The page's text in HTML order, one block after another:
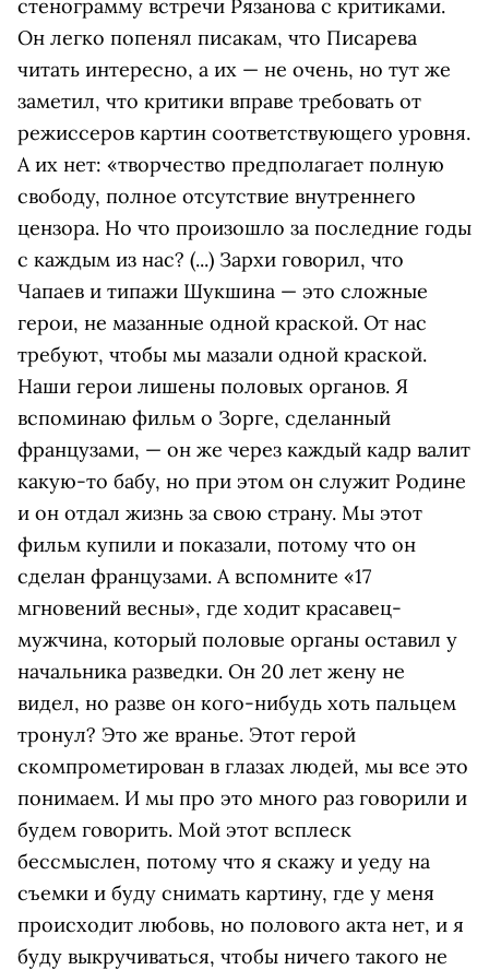
стенограмму встречи Рязанова с критиками.
Он легко попенял писакам, что Писарева
читать интересно, а их — не очень, но тут же
заметил, что критики вправе требовать от
режиссеров картин соответствующего уровня.
А их нет: «творчество предполагает полную
свободу, полное отсутствие внутреннего
цензора. Но что произошло за последние годы
с каждым из нас? (...) Зархи говорил, что
Чапаев и типажи Шукшина — это сложные
герои, не мазанные одной краской. От нас
требуют, чтобы мы мазали одной краской.
Наши герои лишены половых органов. Я
вспоминаю фильм о Зорге, сделанный
французами, — он же через каждый кадр валит
какую-то бабу, но при этом он служит Родине
и он отдал жизнь за свою страну. Мы этот
фильм купили и показали, потому что он
сделан французами. А вспомните «17
мгновений весны», где ходит красавец-
мужчина, который половые органы оставил у
начальника разведки. Он 20 лет жену не
видел, но разве он кого-нибудь хоть пальцем
тронул? Это же вранье. Этот герой
скомпрометирован в глазах людей, мы все это
понимаем. И мы про это много раз говорили и
будем говорить. Мой этот всплеск
бессмыслен, потому что я скажу и уеду на
съемки и буду снимать картину, где у меня
происходит любовь, но полового акта нет, и я
буду выкручиваться, чтобы ничего такого не